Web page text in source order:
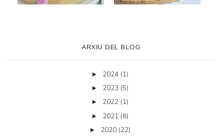
ARXIU DEL BLOG
► 2024 (1)
► 2023 (5)
► 2022 (1)
► 2021 (8)
► 2020 (22)